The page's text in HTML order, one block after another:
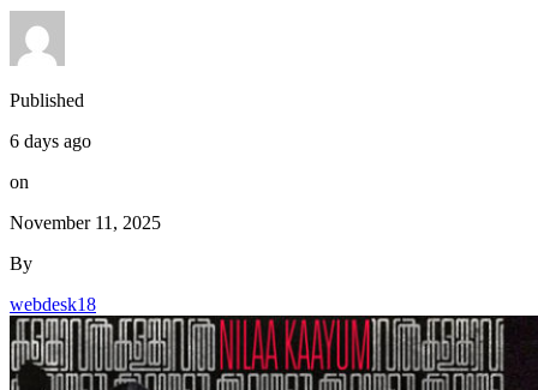
Published
6 days ago
on
November 11, 2025
By
webdesk18